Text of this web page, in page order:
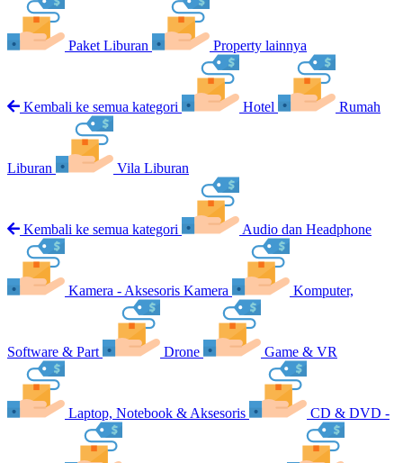
Paket Liburan Property lainnya
Kembali ke semua kategori Hotel Rumah
Liburan Vila Liburan
Kembali ke semua kategori Audio dan Headphone
Kamera - Aksesoris Kamera Komputer,
Software & Part Drone Game & VR
Laptop, Notebook & Aksesoris CD & DVD -